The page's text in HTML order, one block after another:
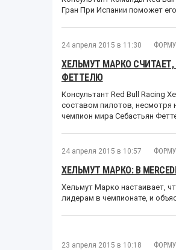
Гран При Испании поможет
24 апреля 2015 в 11:30
ХЕЛЬМУТ МАРКО
ФЕТТЕЛЮ
Консультант Red Bull Racing
составом пилотов, несмотря
чемпион мира Себастьян
24 апреля 2015 в 10:57
ХЕЛЬМУТ МАРКО: В
Хельмут Марко настаивает,
лидерам в чемпионате, и
23 апреля 2015 в 10:18